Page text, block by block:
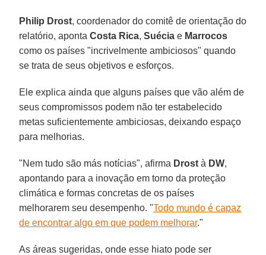
Philip Drost, coordenador do comitê de orientação do
relatório, apontaCosta Rica, Suécia e Marrocos
como os países "incrivelmente ambiciosos" quando
se trata de seus objetivos e esforços.
Ele explica ainda que alguns países que vão além de
seus compromissos podem não ter estabelecido
metas suficientemente ambiciosas, deixando espaço
para melhorias.
"Nem tudo são más notícias", afirma Drost à DW,
apontando para a inovação em torno da proteção
climática e formas concretas de os países
melhorarem seu desempenho. "Todo mundo é capaz
de encontrar algo em que podem melhorar."
As áreas sugeridas, onde esse hiato pode ser